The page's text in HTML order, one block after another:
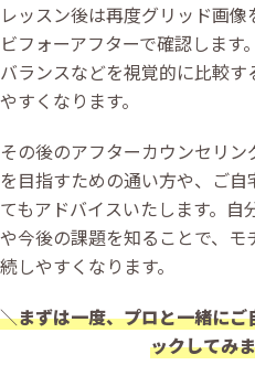
レッスン後は再度グリッド画
ビフォーアフターで確認しま
バランスなどを視覚的に比較
やすくなります。
その後のアフターカウンセリ
を目指すための通い方や、ご
てもアドバイスいたします。
や今後の課題を知ることで、
続しやすくなります。
＼まずは一度、プロと一緒に
ックしてみ